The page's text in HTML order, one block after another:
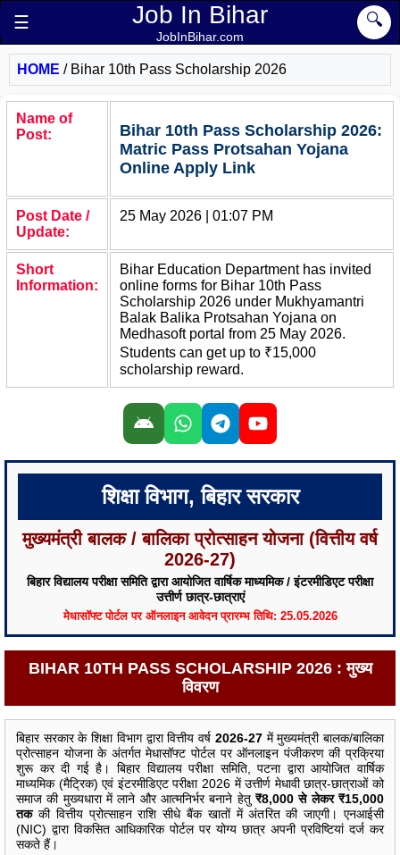
🔍
☰ Job In Bihar
JobInBihar.com
HOME / Bihar 10th Pass Scholarship 2026
Name of
Post:
Bihar 10th Pass Scholarship 2026:
Matric Pass Protsahan Yojana
Online Apply Link
Post Date /
Update:
25 May 2026 | 01:07 PM
Short
Information:
Bihar Education Department has invited
online forms for Bihar 10th Pass
Scholarship 2026 under Mukhyamantri
Balak Balika Protsahan Yojana on
Medhasoft portal from 25 May 2026.
Students can get up to ₹15,000
scholarship reward.
शिक्षा विभाग, बिहार सरकार
मुख्यमंत्री बालक / बालिका प्रोत्साहन योजना (वित्तीय वर्ष
2026-27)
बिहार विद्यालय परीक्षा समिति द्वारा आयोजित वार्षिक माध्यमिक / इंटरमीडिएट परीक्षा
उत्तीर्ण छात्र-छात्राएं
मेधासॉफ्ट पोर्टल पर ऑनलाइन आवेदन प्रारम्भ तिथि: 25.05.2026
BIHAR 10TH PASS SCHOLARSHIP 2026 : मुख्य
विवरण
बिहार सरकार के शिक्षा विभाग द्वारा वित्तीय वर्ष 2026-27में मुख्यमंत्री बालक/बालिका
प्रोत्साहन योजना के अंतर्गत मेधासॉफ्ट पोर्टल पर ऑनलाइन पंजीकरण की प्रक्रिया
शुरू कर दी गई है। बिहार विद्यालय परीक्षा समिति, पटना द्वारा आयोजित वार्षिक
माध्यमिक (मैट्रिक) एवं इंटरमीडिएट परीक्षा 2026 में उत्तीर्ण मेधावी छात्र-छात्राओं को
समाज की मुख्यधारा में लाने और आत्मनिर्भर बनाने हेतु ₹8,000 से लेकर ₹15,000
तककी वित्तीय प्रोत्साहन राशि सीधे बैंक खातों में अंतरित की जाएगी। एनआईसी
(NIC) द्वारा विकसित आधिकारिक पोर्टल पर योग्य छात्र अपनी प्रविष्टियां दर्ज कर
सकते हैं।